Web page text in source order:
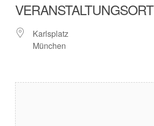
VERANSTALTUNGSORT
Karlsplatz
München